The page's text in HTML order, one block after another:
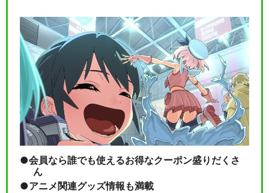
会員なら誰でも使えるお得なクーポン盛りだくさ
ん
アニメ関連グッズ情報も満載